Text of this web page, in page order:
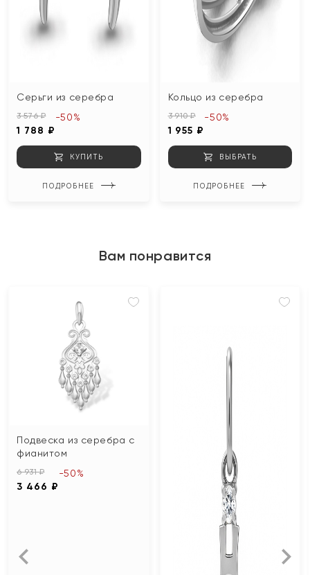
Серьги из серебра
3 576 ₽
1 788 ₽
-50%
КУПИТЬ
ПОДРОБНЕЕ
Кольцо из серебра
3 910 ₽
1 955 ₽
-50%
ВЫБРАТЬ
ПОДРОБНЕЕ
Вам понравится
Подвеска из серебра с
фианитом
6 931 ₽
3 466 ₽
-50%